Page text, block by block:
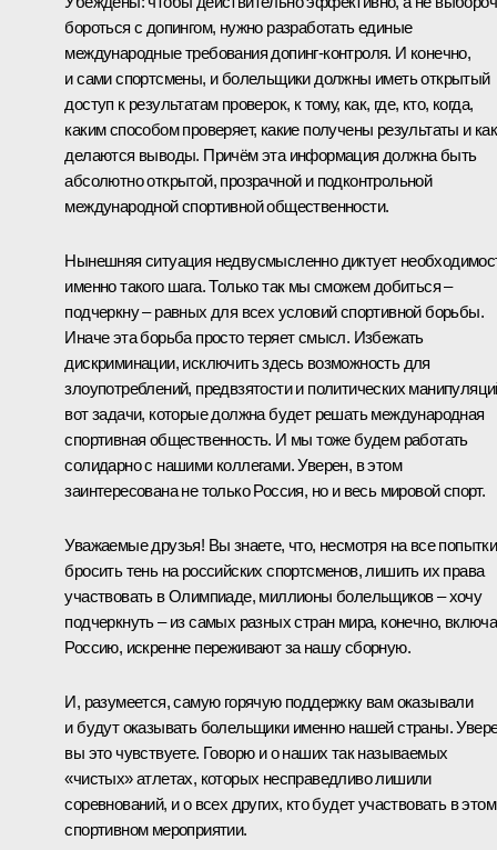
бороться с допингом, нужно разработать единые
международные требования допинг-контроля. И конечно,
и сами спортсмены, и болельщики должны иметь открытый
доступ к результатам проверок, к тому, как, где, кто, когда,
каким способом проверяет, какие получены результаты и
делаются выводы. Причём эта информация должна быть
абсолютно открытой, прозрачной и подконтрольной
международной спортивной общественности.
Нынешняя ситуация недвусмысленно диктует
именно такого шага. Только так мы сможем добиться –
подчеркну – равных для всех условий спортивной борьбы.
Иначе эта борьба просто теряет смысл. Избежать
дискриминации, исключить здесь возможность для
злоупотреблений, предвзятости и политических
вот задачи, которые должна будет решать международная
спортивная общественность. И мы тоже будем работать
солидарно с нашими коллегами. Уверен, в этом
заинтересована не только Россия, но и весь мировой спорт.
Уважаемые друзья! Вы знаете, что, несмотря на все попытки
бросить тень на российских спортсменов, лишить их права
участвовать в Олимпиаде, миллионы болельщиков – хочу
подчеркнуть – из самых разных стран мира, конечно,
Россию, искренне переживают за нашу сборную.
И, разумеется, самую горячую поддержку вам оказывали
и будут оказывать болельщики именно нашей страны.
вы это чувствуете. Говорю и о наших так называемых
«чистых» атлетах, которых несправедливо лишили
соревнований, и о всех других, кто будет участвовать в этом
спортивном мероприятии.